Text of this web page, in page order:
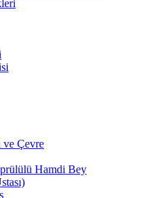
Çevre
Hamdi Bey